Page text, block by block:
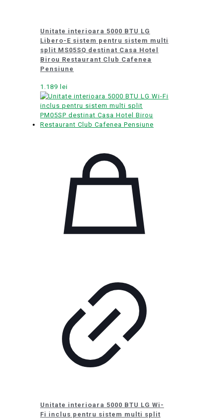
Unitate interioara 5000 BTU LG
Libero-E sistem pentru sistem multi
split MS05SQ destinat Casa Hotel
Birou Restaurant Club Cafenea
Pensiune
1.189 lei
Unitate interioara 5000 BTU LG Wi-
Fi inclus pentru sistem multi split